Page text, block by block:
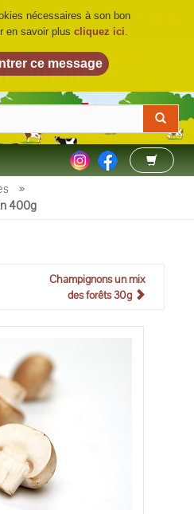
DU BIO©
»
400g
Champignons un mix
des forêts 30g
nécessaires à son bon
en savoir plus cliquez ici.